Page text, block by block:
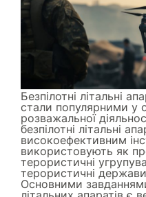
Безпілотні літальні
стали популярними у
розважальної
безпілотні літальні
високоефективним
використовують як
терористичні
терористичні
Основними